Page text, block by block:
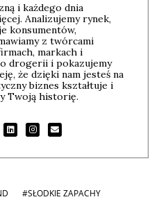
i każdego dnia
Analizujemy rynek,
konsumentów,
z twórcami
markach i
drogerii i pokazujemy
że dzięki nam jesteś na
biznes kształtuje i
Twoją historię.
#SŁODKIE ZAPACHY